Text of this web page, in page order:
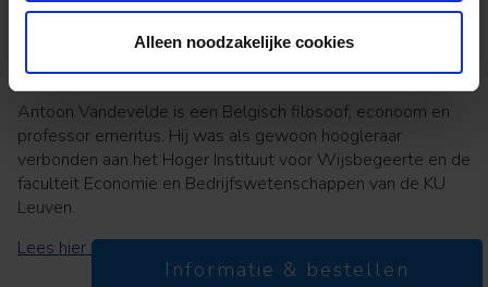
Alleen noodzakelijke cookies
Antoon Vandevelde
Antoon Vandevelde is een Belgisch filosoof, econoom en
professor emeritus. Hij was als gewoon hoogleraar
verbonden aan het Hoger Instituut voor Wijsbegeerte en de
faculteit Economie en Bedrijfswetenschappen van de KU
Leuven.
Lees hier zijn bijdrage
Informatie & bestellen